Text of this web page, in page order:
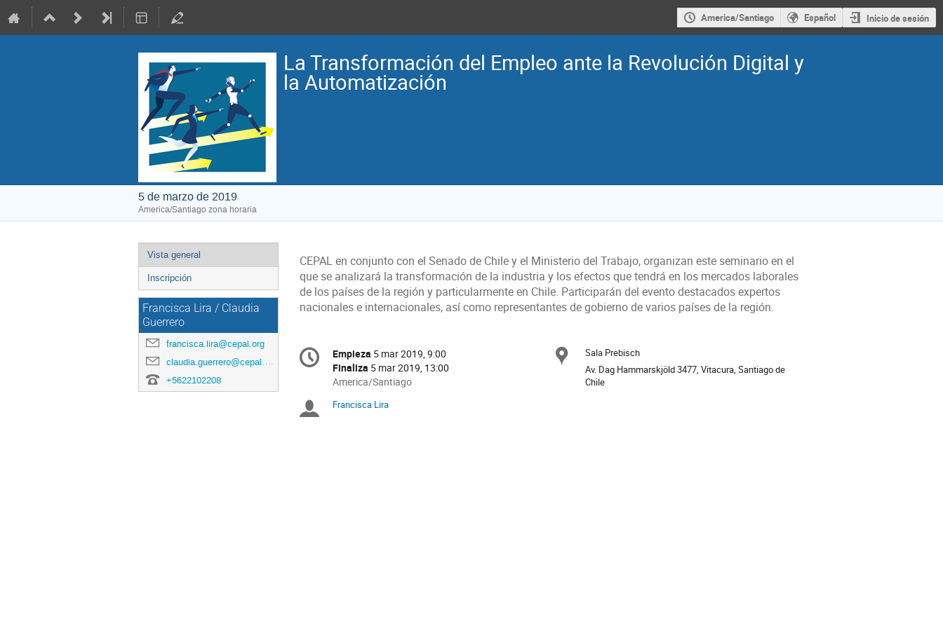
America/Santiago Español Inicio de sesión
La Transformación del Empleo ante la Revolución Digital y
la Automatización
5 de marzo de 2019
America/Santiago zona horaria
Event
menu
Vista general
Inscripción
Francisca Lira / Claudia
Guerrero
francisca.lira@cepal.org
claudia.guerrero@cepal.org
+5622102208
CEPAL en conjunto con el Senado de Chile y el Ministerio del Trabajo, organizan este seminario en el
que se analizará la transformación de la industria y los efectos que tendrá en los mercados laborales
de los países de la región y particularmente en Chile. Participarán del evento destacados expertos
nacionales e internacionales, así como representantes de gobierno de varios países de la región.
Conference
information
Fecha/Hora
Empieza 5 mar 2019, 9:00
Finaliza 5 mar 2019, 13:00
All
are
America/Santiago
Ubicación
Sala Prebisch
Av. Dag Hammarskjöld 3477, Vitacura, Santiago de
Chile
Moderadores
Francisca Lira